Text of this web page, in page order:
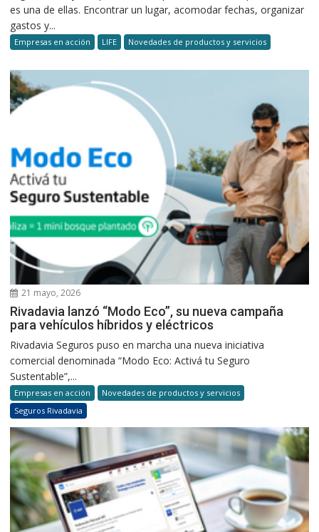
es una de ellas. Encontrar un lugar, acomodar fechas, organizar
gastos y...
Empresas en acción LIFE Novedades de productos y servicios
21 mayo, 2026
Rivadavia lanzó “Modo Eco”, su nueva campaña
para vehículos híbridos y eléctricos
Rivadavia Seguros puso en marcha una nueva iniciativa
comercial denominada “Modo Eco: Activá tu Seguro
Sustentable”,...
Empresas en acción
Novedades de productos y servicios
Seguros Rivadavia